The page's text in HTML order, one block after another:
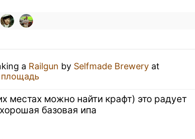
a Railgun by Selfmade Brewery at
площадь
местах можно найти крафт) это радует
базовая ипа